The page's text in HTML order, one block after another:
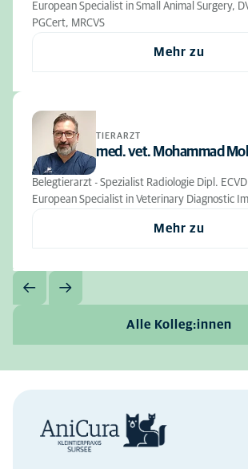
European Specialist in Small Animal Surgery,
PGCert, MRCVS
Mehr zu
TIERARZT
med. vet. Mohammad
Belegtierarzt - Spezialist Radiologie Dipl.
European Specialist in Veterinary Diagnostic
Mehr zu
Alle Kolleg:innen